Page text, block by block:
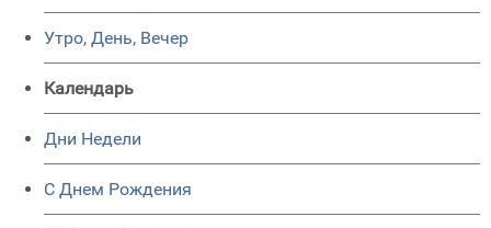
Утро, День, Вечер
Календарь
Дни Недели
C Днем Рождения